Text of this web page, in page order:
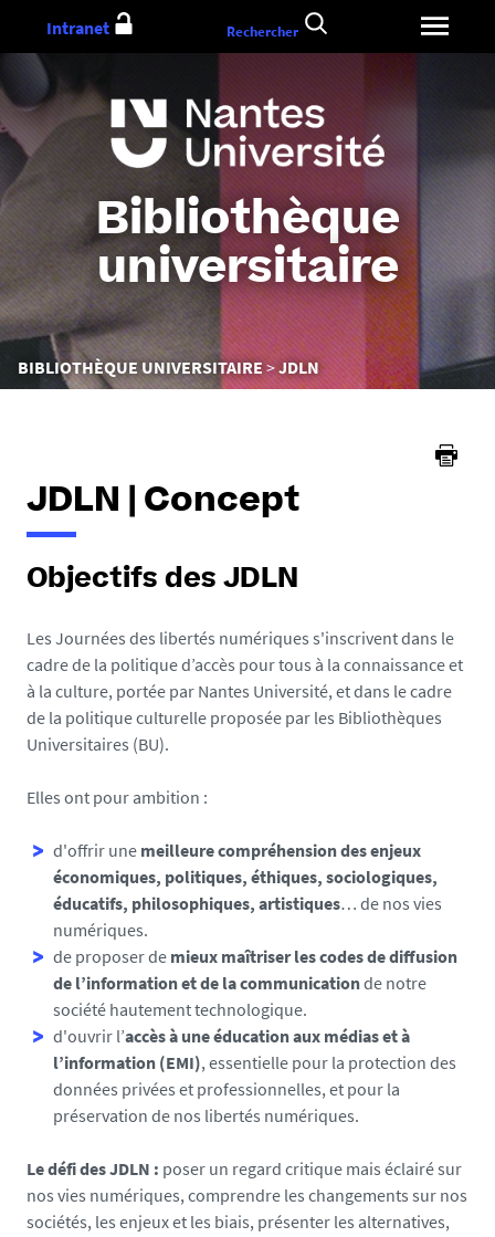
au
Bibliothèque
universitaire
Vous
êtes
BIBLIOTHÈQUE UNIVERSITAIRE JDLN
Intranet Rechercher
JDLN | Concept
Objectifs des JDLN
Les Journées des libertés numériques s'inscrivent dans le
cadre de la politique d’accès pour tous à la connaissance et
à la culture, portée par Nantes Université, et dans le cadre
de la politique culturelle proposée par les Bibliothèques
Universitaires (BU).
Elles ont pour ambition :
d'offrir une meilleure compréhension des enjeux
économiques, politiques, éthiques, sociologiques,
éducatifs, philosophiques, artistiques… de nos vies
numériques.
de proposer de mieux maîtriser les codes de diffusion
de l’information et de la communicationde notre
société hautement technologique.
d'ouvrir l’accès à une éducation aux médias et à
l’information (EMI), essentielle pour la protection des
données privées et professionnelles, et pour la
préservation de nos libertés numériques.
Le défi des JDLN : poser un regard critique mais éclairé sur
nos vies numériques, comprendre les changements sur nos
sociétés, les enjeux et les biais, présenter les alternatives,